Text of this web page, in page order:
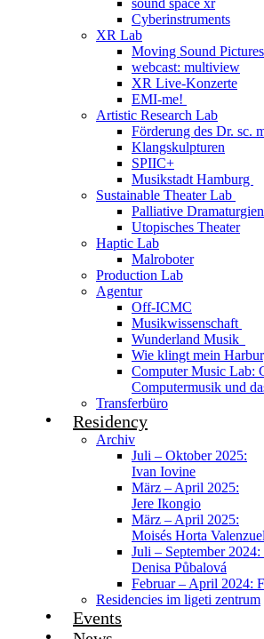
sound space xr
Cyberinstruments
XR Lab
Moving Sound Pictures
webcast: multiview
XR Live-Konzerte
EMI-me!
Artistic Research Lab
Förderung des Dr. sc.
Klangskulpturen
SPIIC+
Musikstadt Hamburg
Sustainable Theater Lab
Palliative Dramaturgien
Utopisches Theater
Haptic Lab
Malroboter
Production Lab
Agentur
Off-ICMC
Musikwissenschaft
Wunderland Musik
Wie klingt mein
Computer Music Lab:
Computermusik und
Transferbüro
Residency
Archiv
Juli – Oktober 2025:
Ivan Iovine
März – April 2025:
Jere Ikongio
März – April 2025:
Moisés Horta
Juli – September
Denisa Půbalová
Februar – April 2024:
Residencies im ligeti zentrum
Events